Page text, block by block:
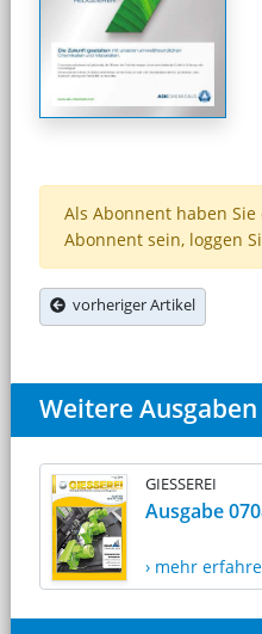
Als Abonnent haben
Abonnent sein, loggen
vorheriger Artikel
Weitere Ausgaben
GIESSEREI
Ausgabe
› mehr